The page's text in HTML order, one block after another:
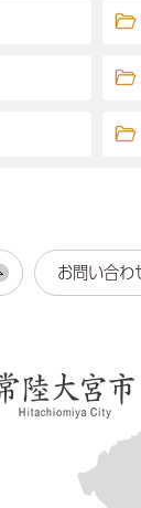
お問い合わ